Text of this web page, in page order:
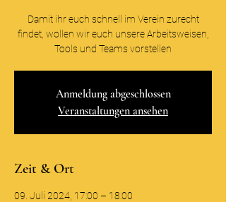
Damit ihr euch schnell im Verein zurecht
findet, wollen wir euch unsere Arbeitsweisen,
Tools und Teams vorstellen
Anmeldung abgeschlossen
Veranstaltungen ansehen
Zeit & Ort
09. Juli 2024, 17:00 – 18:00